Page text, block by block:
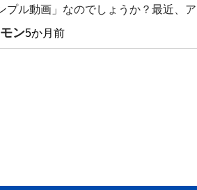
プル動画」なのでしょうか？最近、
のように、よく見（聴い）ています
か、、後で分かることがありますから
ン5か月前